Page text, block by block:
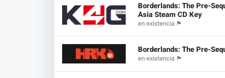
Borderlands: The Pre-
Asia Steam CD Key
en existencia 🏴
Borderlands: The Pre-
en existencia 🏴